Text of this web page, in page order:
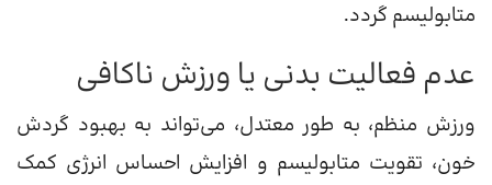
متابولیسم گردد.
عدم فعالیت بدنی یا ورزش ناکافی
ورزش منظم، به طور معتدل، می‌تواند به بهبود گردش
خون، تقویت متابولیسم و افزایش احساس انرژی کمک